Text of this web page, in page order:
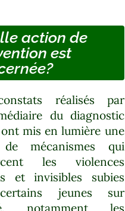
action de
est
réalisés par
du diagnostic
mis en lumière une
mécanismes qui
les violences
et invisibles subies
jeunes sur
notamment les